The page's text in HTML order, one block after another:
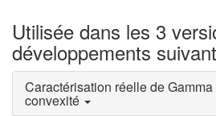
Utilisée dans les 3
développements
Caractérisation réelle de
convexité